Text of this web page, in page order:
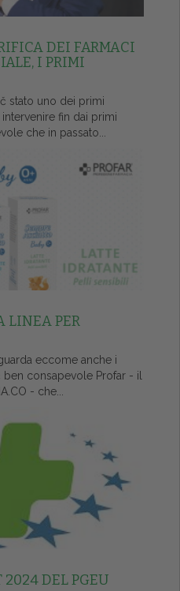
DEI FARMACI
I PRIMI
stato uno dei primi
fin dai primi
che in passato...
LINEA PER
eccome anche i
consapevole Profar - il
- che...
2024 DEL PGEU